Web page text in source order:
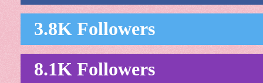
3.8K Followers
8.1K Followers